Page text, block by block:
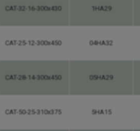
CAT-32-16-300x430 1HA29
CAT-25-12-300x450 04HA32
CAT-28-14-300x450 05HA29
CAT-50-25-310x375 5HA15